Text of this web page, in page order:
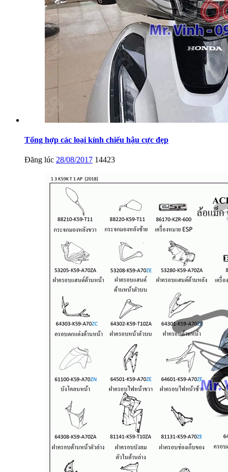
Tổng hợp các loại kính chiếu hậu cực đẹp
Đăng lúc 28/08/2017 14423